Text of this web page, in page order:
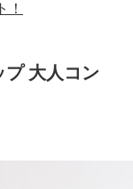
！
プ 大人コン